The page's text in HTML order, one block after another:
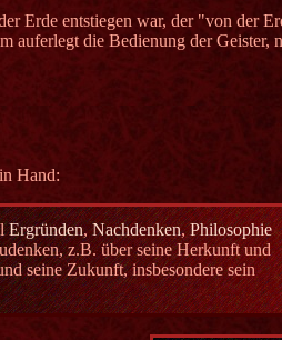
Erde entstiegen war, der "von der
auferlegt die Bedienung der
Hand:
Ergründen,Nachdenken,Philosophie
z.B. über seine Herkunft und
seine Zukunft, insbesondere sein